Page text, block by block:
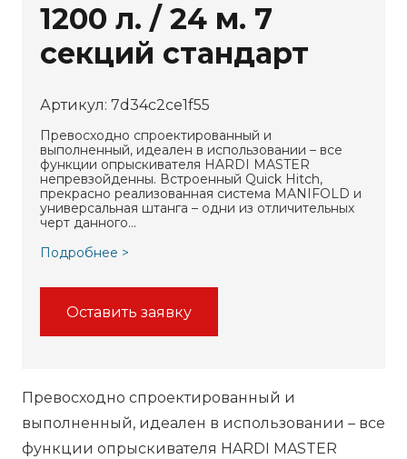
1200 л. / 24 м. 7
секций стандарт
Артикул: 7d34c2ce1f55
Превосходно спроектированный и
выполненный, идеален в использовании – все
функции опрыскивателя HARDI MASTER
непревзойденны. Встроенный Quick Hitch,
прекрасно реализованная система MANIFOLD и
универсальная штанга – одни из отличительных
черт данного…
Подробнее >
Оставить заявку
Превосходно спроектированный и
выполненный, идеален в использовании – все
функции опрыскивателя HARDI MASTER